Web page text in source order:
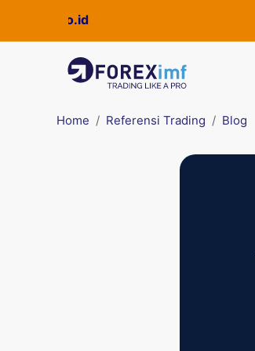
Home Referensi Trading Blog